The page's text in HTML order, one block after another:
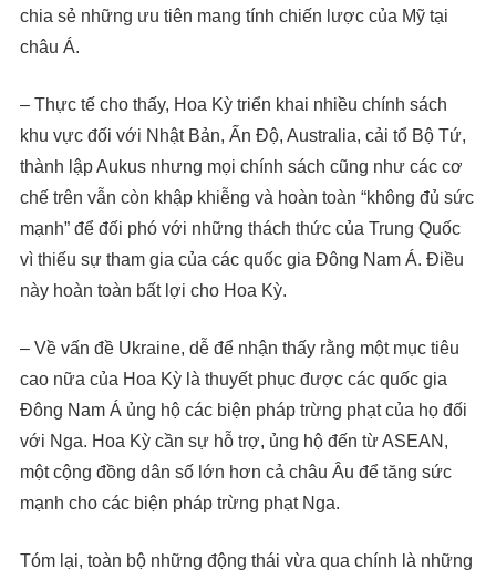
chia sẻ những ưu tiên mang tính chiến lược của Mỹ tại
châu Á.
– Thực tế cho thấy, Hoa Kỳ triển khai nhiều chính sách
khu vực đối với Nhật Bản, Ấn Độ, Australia, cải tổ Bộ Tứ,
thành lập Aukus nhưng mọi chính sách cũng như các cơ
chế trên vẫn còn khập khiễng và hoàn toàn “không đủ sức
mạnh” để đối phó với những thách thức của Trung Quốc
vì thiếu sự tham gia của các quốc gia Đông Nam Á. Điều
này hoàn toàn bất lợi cho Hoa Kỳ.
– Về vấn đề Ukraine, dễ để nhận thấy rằng một mục tiêu
cao nữa của Hoa Kỳ là thuyết phục được các quốc gia
Đông Nam Á ủng hộ các biện pháp trừng phạt của họ đối
với Nga. Hoa Kỳ cần sự hỗ trợ, ủng hộ đến từ ASEAN,
một cộng đồng dân số lớn hơn cả châu Âu để tăng sức
mạnh cho các biện pháp trừng phạt Nga.
Tóm lại, toàn bộ những động thái vừa qua chính là những